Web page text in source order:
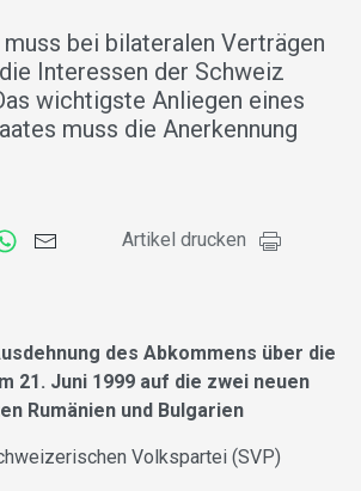
bei bilateralen Verträgen
Interessen der Schweiz
wichtigste Anliegen eines
muss die Anerkennung
Artikel drucken
des Abkommens über die
21. Juni 1999 auf die zwei neuen
Rumänien und Bulgarien
Volkspartei (SVP)